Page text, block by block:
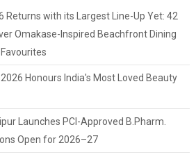
Returns with its Largest Line-Up Yet: 42
Omakase-Inspired Beachfront Dining
Honours India's Most Loved Beauty
Launches PCI-Approved B.Pharm.
Open for 2026–27